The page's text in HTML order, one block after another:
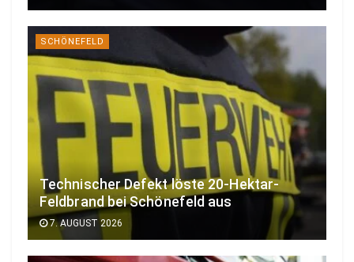
SCHÖNEFELD
Technischer Defekt löste 20-Hektar-
Feldbrand bei Schönefeld aus
7. AUGUST 2026